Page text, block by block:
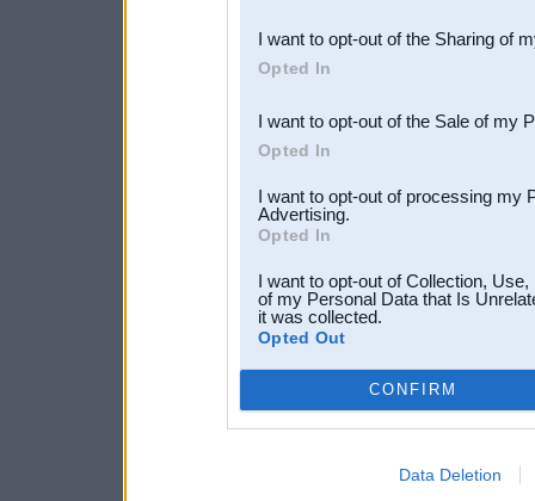
Downstream Participants
third parties.
I want to opt-out of the Sharing of
Opted In
I want to opt-out of the Sale of my
Opted In
I want to opt-out of processing my
Advertising.
Opted In
I want to opt-out of Collection,
of my Personal Data that Is
it was collected.
Opted Out
CONFIRM
Data Deletion